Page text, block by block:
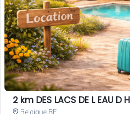
2 km DES LACS DE L EAU D
Belgique BE